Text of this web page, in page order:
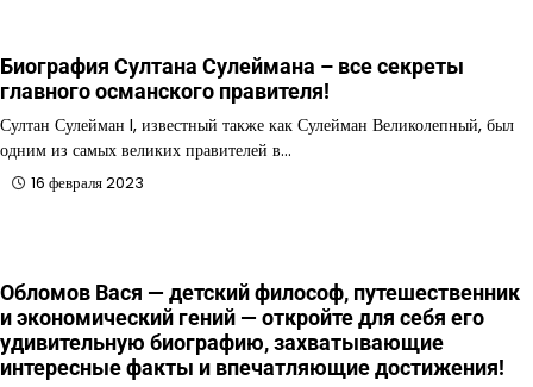
Биография Султана Сулеймана – все секреты
главного османского правителя!
Султан Сулейман I, известный также как Сулейман Великолепный, был
одним из самых великих правителей в…
16 февраля 2023
Обломов Вася — детский философ, путешественник
и экономический гений — откройте для себя его
удивительную биографию, захватывающие
интересные факты и впечатляющие достижения!